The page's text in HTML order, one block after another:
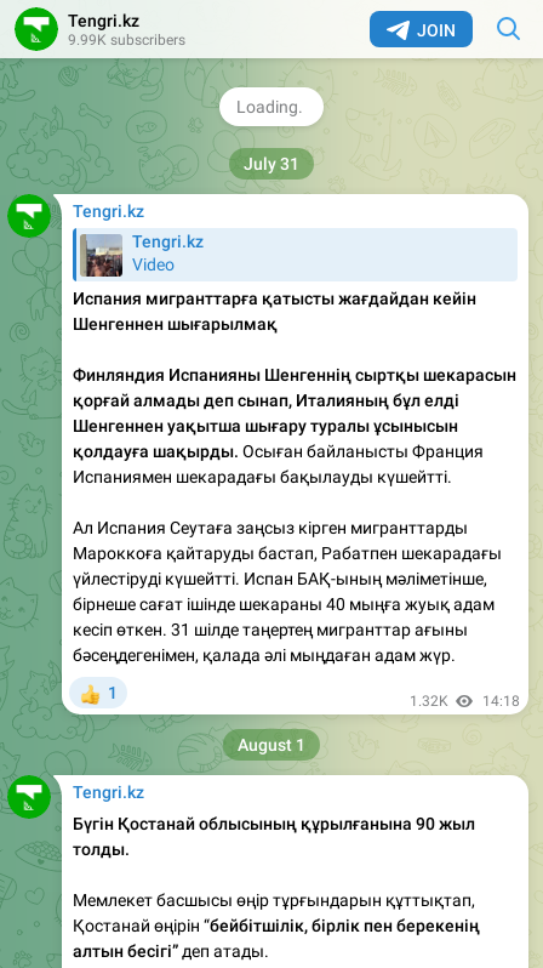
JOIN
Tengri.kz
9.99K subscribers
көршілік және стратегиялық әріптестік байланыстарын
нығайтуға бағытталған сындарлы бастамаларды
ілгерілетуді жалғастырады.
🤔
1
Tengri.kz
Tengri.kz
Video
Испания мигранттарға қатысты жағдайдан кейін
Шенгеннен шығарылмақ
Финляндия Испанияны Шенгеннің сыртқы шекарасын
Шенгеннен уақытша шығару туралы ұсынысын
қолдауға шақырды.Осыған байланысты Франция
Испаниямен шекарадағы бақылауды күшейтті.
Ал Испания Сеутаға заңсыз кірген мигранттарды
үйлестіруді күшейтті. Испан БАҚ-ының мәліметінше,
бірнеше сағат ішінде шекараны 40 мыңға жуық адам
кесіп өткен. 31 шілде таңертең мигранттар ағыны
бәсеңдегенімен, қалада әлі мыңдаған адам жүр.
1 1.32K
Tengri.kz
Бүгін Қостанай облысының құрылғанына 90 жыл
толды.
Мемлекет басшысы өңір тұрғындарын құттықтап,
алтын бесігі”деп атады.
"Қостанай облысының төл тарихымыздағы